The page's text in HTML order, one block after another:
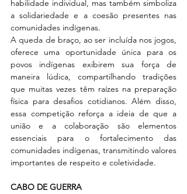
habilidade individual, mas também simboliza
a solidariedade e a coesão presentes nas
comunidades indígenas.
A queda de braço, ao ser incluída nos jogos,
oferece uma oportunidade única para os
povos indígenas exibirem sua força de
maneira lúdica, compartilhando tradições
que muitas vezes têm raízes na preparação
física para desafios cotidianos. Além disso,
essa competição reforça a ideia de que a
união e a colaboração são elementos
essenciais para o fortalecimento das
comunidades indígenas, transmitindo valores
importantes de respeito e coletividade.
CABO DE GUERRA